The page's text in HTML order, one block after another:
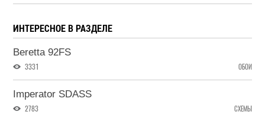
ИНТЕРЕСНОЕ В РАЗДЕЛЕ
Beretta 92FS
3331 ОБОИ
Imperator SDASS
2783 СХЕМЫ